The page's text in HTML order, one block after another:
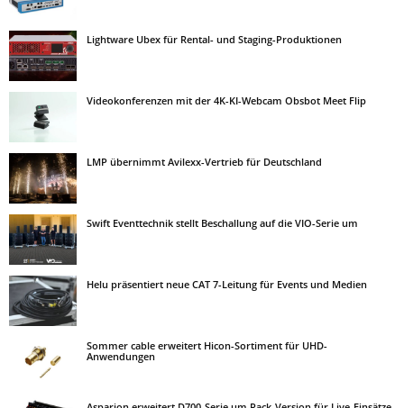
Lightware Ubex für Rental- und Staging-Produktionen
Videokonferenzen mit der 4K-KI-Webcam Obsbot Meet Flip
LMP übernimmt Avilexx-Vertrieb für Deutschland
Swift Eventtechnik stellt Beschallung auf die VIO-Serie um
Helu präsentiert neue CAT 7-Leitung für Events und Medien
Sommer cable erweitert Hicon-Sortiment für UHD-
Anwendungen